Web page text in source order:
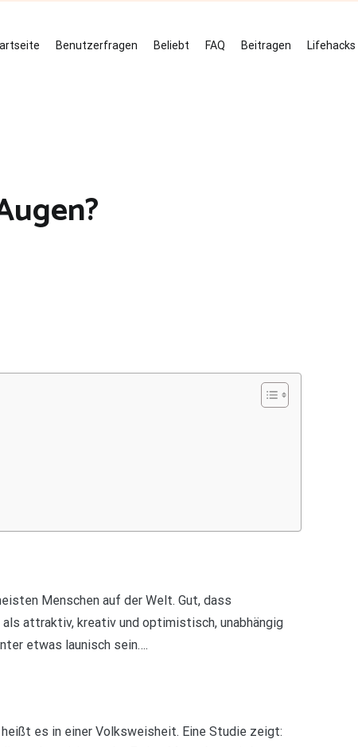
Benutzerfragen Beliebt FAQ Beitragen Lifehacks
Menschen auf der Welt. Gut, dass
attraktiv, kreativ und optimistisch, unabhängig
etwas launisch sein….
heißt es in einer Volksweisheit. Eine Studie zeigt: